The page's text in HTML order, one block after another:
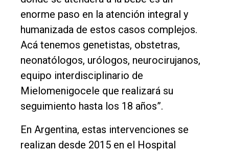
enorme paso en la atención integral y
humanizada de estos casos complejos.
Acá tenemos genetistas, obstetras,
neonatólogos, urólogos, neurocirujanos,
equipo interdisciplinario de
Mielomenigocele que realizará su
seguimiento hasta los 18 años”.
En Argentina, estas intervenciones se
realizan desde 2015 en el Hospital